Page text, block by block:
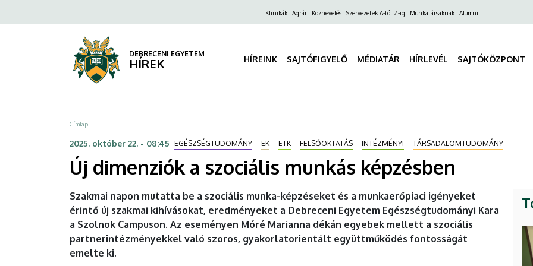
dimenziók
képzésben
DEBRECENI
EGYETEM
a
FelsőKlinikák Agrár Köznevelés Szervezetek A-tól Z-ig Munkatársaknak Alumni
DEBRECENI EGYETEM
HÍREK HÍREINK SAJTÓFIGYELŐ MÉDIATÁR HÍRLEVÉL SAJTÓKÖZPONT
Morzsa
Címlap
2025. október 22. - 08:45 EGÉSZSÉGTUDOMÁNY EK ETK FELSŐOKTATÁS INTÉZMÉNYI TÁRSADALOMTUDOMÁNY
Új dimenziók a szociális munkás képzésben
Szakmai napon mutatta be a szociális munka-képzéseket és a munkaerőpiaci igényeket
érintő új szakmai kihívásokat, eredményeket a Debreceni Egyetem Egészségtudományi Kara
a Szolnok Campuson. Az eseményen Móré Marianna dékán egyebek mellett a szociális
partnerintézményekkel való szoros, gyakorlatorientált együttműködés fontosságát
emelte ki.